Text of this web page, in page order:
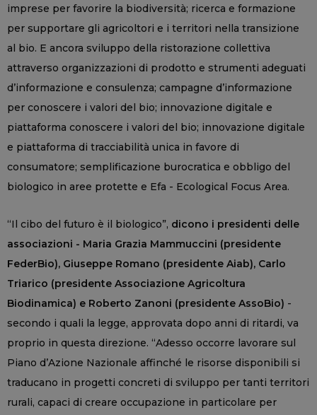
imprese per favorire la biodiversità; ricerca e formazione
per supportare gli agricoltori e i territori nella transizione
al bio. E ancora sviluppo della ristorazione collettiva
attraverso organizzazioni di prodotto e strumenti adeguati
d’informazione e consulenza; campagne d’informazione
per conoscere i valori del bio; innovazione digitale e
piattaforma conoscere i valori del bio; innovazione digitale
e piattaforma di tracciabilità unica in favore di
consumatore; semplificazione burocratica e obbligo del
biologico in aree protette e Efa - Ecological Focus Area.
“Il cibo del futuro è il biologico”, dicono i presidenti delle
associazioni - Maria Grazia Mammuccini (presidente
FederBio), Giuseppe Romano (presidente Aiab), Carlo
Triarico (presidente Associazione Agricoltura
Biodinamica) e Roberto Zanoni (presidente AssoBio) -
secondo i quali la legge, approvata dopo anni di ritardi, va
proprio in questa direzione. “Adesso occorre lavorare sul
Piano d’Azione Nazionale affinché le risorse disponibili si
traducano in progetti concreti di sviluppo per tanti territori
rurali, capaci di creare occupazione in particolare per